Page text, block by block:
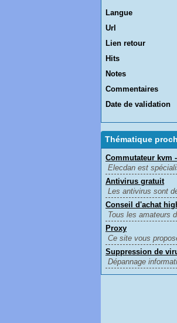
Langue
Url
Lien retour
Hits
Notes
Commentaires
Date de validation
Thématique
Commutateur kvm
Elecdan est
Antivirus gratuit
Les antivirus sont
Conseil d'achat
Tous les amateurs
Proxy
Ce site vous
Suppression de
Dépannage